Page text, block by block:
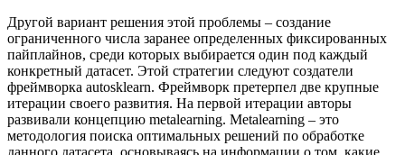
Другой вариант решения этой проблемы – создание
ограниченного числа заранее определенных фиксированных
пайплайнов, среди которых выбирается один под каждый
конкретный датасет. Этой стратегии следуют создатели
фреймворка autosklearn. Фреймворк претерпел две крупные
итерации своего развития. На первой итерации авторы
развивали концепцию metalearning. Metalearning – это
методология поиска оптимальных решений по обработке
данного датасета, основываясь на информации о том, какие